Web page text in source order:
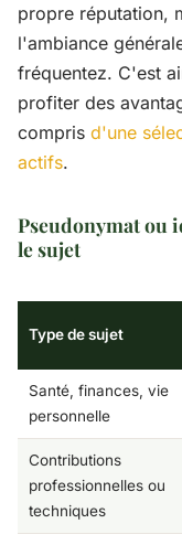
propre réputation,
l'ambiance
fréquentez. C'est
profiter des
compris d'une
actifs.
Pseudonymat ou
le sujet
Type de sujet
Santé, finances, vie
personnelle
Contributions
professionnelles ou
techniques